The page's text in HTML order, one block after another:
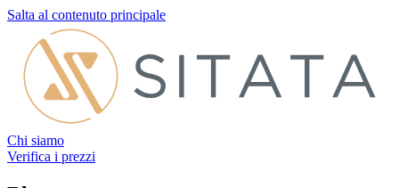
Salta al contenuto principale
Chi siamo
Verifica i prezzi